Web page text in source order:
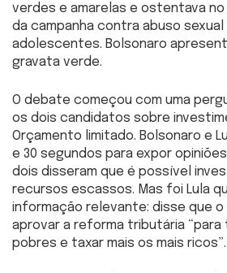
verdes e amarelas e ostentava
da campanha contra abuso
adolescentes. Bolsonaro
gravata verde.
O debate começou com uma
os dois candidatos sobre
Orçamento limitado. Bolsonaro e
e 30 segundos para expor
dois disseram que é possível
recursos escassos. Mas foi Lula
informação relevante: disse que o
aprovar a reforma tributária “para
pobres e taxar mais os mais ricos”.